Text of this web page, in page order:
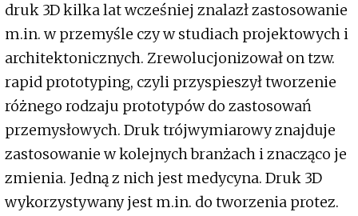
druk 3D kilka lat wcześniej znalazł zastosowanie
m.in. w przemyśle czy w studiach projektowych i
architektonicznych. Zrewolucjonizował on tzw.
rapid prototyping, czyli przyspieszył tworzenie
różnego rodzaju prototypów do zastosowań
przemysłowych. Druk trójwymiarowy znajduje
zastosowanie w kolejnych branżach i znacząco je
zmienia. Jedną z nich jest medycyna. Druk 3D
wykorzystywany jest m.in. do tworzenia protez.